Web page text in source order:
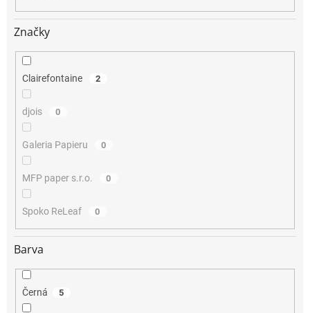
Značky
Clairefontaine 2
djois 0
Galeria Papieru 0
MFP paper s.r.o. 0
Spoko ReLeaf 0
Barva
Černá 5